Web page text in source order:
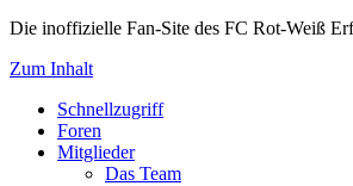
Die inoffizielle Fan-Site des FC Rot-Weiß
Zum Inhalt
Schnellzugriff
Foren
Mitglieder
Das Team